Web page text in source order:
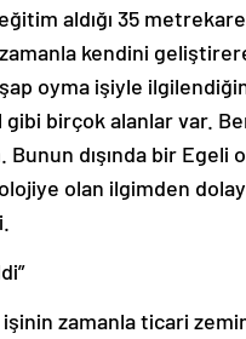
aldığı 35
kendini
oyma işiyle
gibi birçok alanlar var.
dışında bir Egeli
olan ilgimden
işinin zamanla ticari